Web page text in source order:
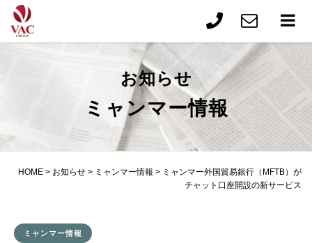
お知らせ
ミャンマー情報
HOME > お知らせ > ミャンマー情報 > ミャンマー外国貿易銀行（MFTB）が
チャット口座開設の新サービス
ミャンマー情報